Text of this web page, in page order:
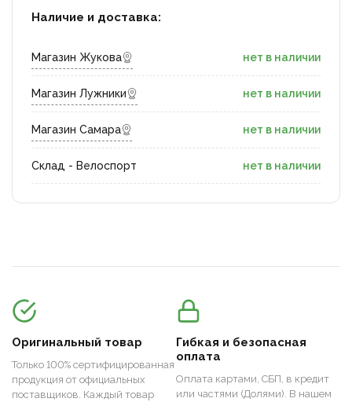
Наличие и доставка:
Магазин Жукова нет в наличии
Магазин Лужники нет в наличии
Магазин Самара нет в наличии
Склад - Велоспорт нет в наличии
Оригинальный товар
Только 100% сертифицированная
продукция от официальных
поставщиков. Каждый товар
Гибкая и безопасная
оплата
Оплата картами, СБП, в кредит
или частями (Долями). В нашем